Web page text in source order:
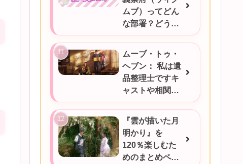
ムブ）ってどん
な部署？どうい
うときに対応す
るの？
ムーブ・トゥ・
ヘブン： 私は遺
品整理士ですキ
ャストや相関図
★あらすじをご
紹介/韓国ドラマ
『雲が描いた月
明かり』を
120％楽しむた
めのまとめペー